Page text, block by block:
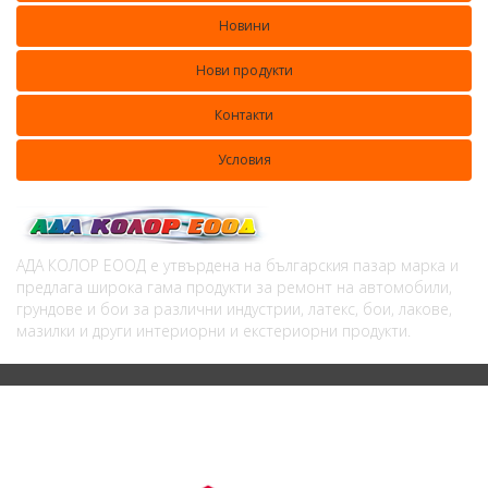
Новини
Нови продукти
Контакти
Условия
АДА КОЛОР ЕООД е утвърдена на българския пазар марка и
предлага широка гама продукти за ремонт на автомобили,
грундове и бои за различни индустрии, латекс, бои, лакове,
мазилки и други интериорни и екстериорни продукти.